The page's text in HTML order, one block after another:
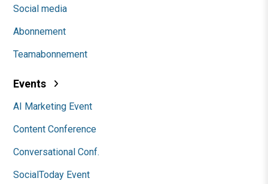
Social media
Abonnement
Teamabonnement
Events
AI Marketing Event
Content Conference
Conversational Conf.
SocialToday Event